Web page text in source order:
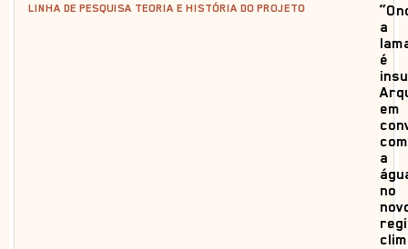
LINHA DE PESQUISA TEORIA E HISTÓRIA DO PROJETO
a
é
em
com
a
no